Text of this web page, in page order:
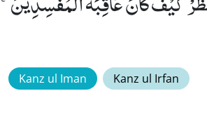
Kanz ul Iman Kanz ul Irfan